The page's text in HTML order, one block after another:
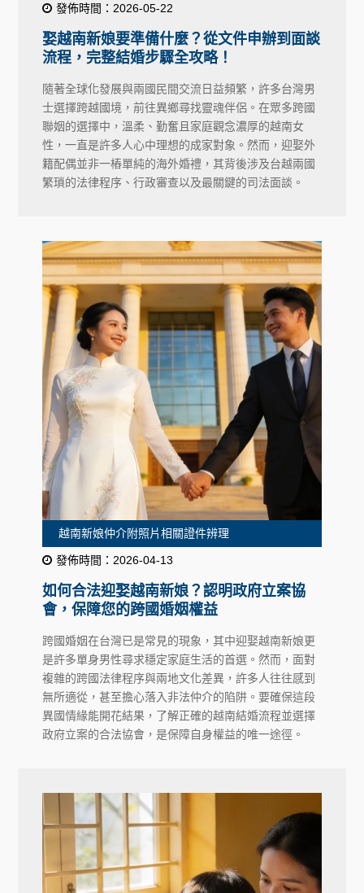
發佈時間：2026-05-22
娶越南新娘要準備什麼？從文件申辦到面談
流程，完整結婚步驟全攻略！
隨著全球化發展與兩國民間交流日益頻繁，許多台灣男
士選擇跨越國境，前往異鄉尋找靈魂伴侶。在眾多跨國
聯姻的選擇中，溫柔、勤奮且家庭觀念濃厚的越南女
性，一直是許多人心中理想的成家對象。然而，迎娶外
籍配偶並非一樁單純的海外婚禮，其背後涉及台越兩國
繁瑣的法律程序、行政審查以及最關鍵的司法面談。
越南新娘仲介附照片相關證件辨理
發佈時間：2026-04-13
如何合法迎娶越南新娘？認明政府立案協
會，保障您的跨國婚姻權益
跨國婚姻在台灣已是常見的現象，其中迎娶越南新娘更
是許多單身男性尋求穩定家庭生活的首選。然而，面對
複雜的跨國法律程序與兩地文化差異，許多人往往感到
無所適從，甚至擔心落入非法仲介的陷阱。要確保這段
異國情緣能開花結果，了解正確的越南結婚流程並選擇
政府立案的合法協會，是保障自身權益的唯一途徑。